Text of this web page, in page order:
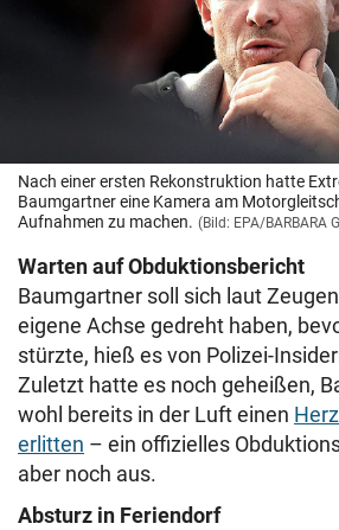
Nach einer ersten Rekonstruktion hatte
Baumgartner eine Kamera am
Aufnahmen zu machen. (Bild: EPA/BARBARA
Warten auf Obduktionsbericht
Baumgartner soll sich laut
eigene Achse gedreht haben,
stürzte, hieß es von Polizei-
Zuletzt hatte es noch geheißen,
wohl bereits in der Luft einen
erlitten – ein offizielles
aber noch aus.
Absturz in Feriendorf